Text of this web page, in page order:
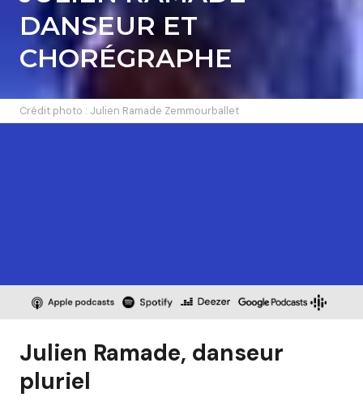
DANSEUR ET
CHORÉGRAPHE
Crédit photo : Julien Ramade Zemmourballet
Julien Ramade, danseur
pluriel